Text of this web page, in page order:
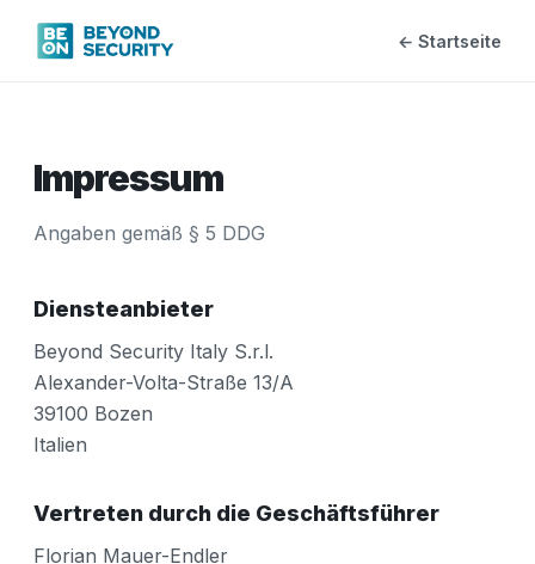
← Startseite
Impressum
Angaben gemäß § 5 DDG
Diensteanbieter
Beyond Security Italy S.r.l.
Alexander-Volta-Straße 13/A
39100 Bozen
Italien
Vertreten durch die Geschäftsführer
Florian Mauer-Endler